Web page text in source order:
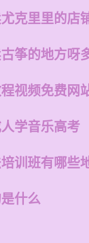
克里里的店
筝的地方呀
视频免费网
学音乐高考
训班有哪些
什么